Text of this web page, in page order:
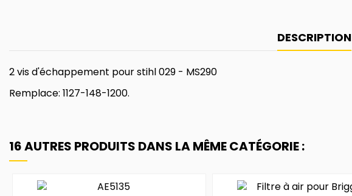
DESCRIPTION
2 vis d'échappement pour stihl 029 - MS290
Remplace: 1127-148-1200.
16 AUTRES PRODUITS DANS LA MÊME CATÉGORIE :